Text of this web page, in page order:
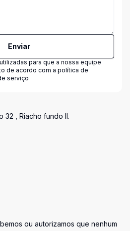
Enviar
para que a nossa equipe
de acordo com a política de
serviço
32 , Riacho fundo II.
ou autorizamos que nenhum